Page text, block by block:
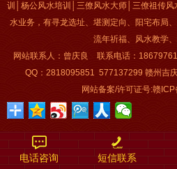
训│杨公风水培训│三僚风水大师 三僚祖传风
水业务，有寻龙选址、堪测定向、阳宅布局
流年祈福、风水教学
网站联系人：曾庆良 联系电话：
QQ：2818095851 577137299 赣州吉
网站备案/许可证号:赣
电话咨询 短信联系